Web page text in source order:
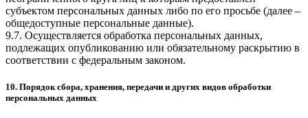
субъектом персональных данных либо по его просьбе (далее –
общедоступные персональные данные).
9.7. Осуществляется обработка персональных данных,
подлежащих опубликованию или обязательному раскрытию в
соответствии с федеральным законом.
10. Порядок сбора, хранения, передачи и других видов обработки
персональных данных